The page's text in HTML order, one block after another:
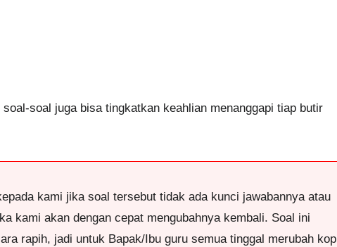
soal juga bisa tingkatkan keahlian menanggapi tiap butir
kami jika soal tersebut tidak ada kunci jawabannya atau
kami akan dengan cepat mengubahnya kembali. Soal ini
rapih, jadi untuk Bapak/Ibu guru semua tinggal merubah kop